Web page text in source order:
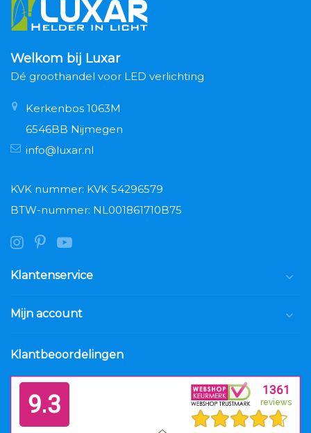
Welkom bij Luxar
Dé groothandel voor LED verlichting
Kerkenbos 1063M
6546BB Nijmegen
info@luxar.nl
KVK nummer: KVK 54296579
BTW-nummer: NL001861710B75
Klantenservice
Mijn account
Klantbeoordelingen